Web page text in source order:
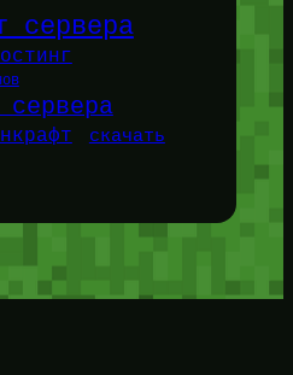
сервера
сервера
скачать